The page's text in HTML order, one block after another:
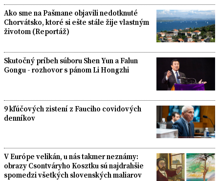
Ako sme na Pašmane objavili nedotknuté
Chorvátsko, ktoré si ešte stále žije vlastným
životom (Reportáž)
Skutočný príbeh súboru Shen Yun a Falun
Gongu - rozhovor s pánom Li Hongzhi
9 kľúčových zistení z Fauciho covidových
denníkov
V Európe velikán, u nás takmer neznámy:
obrazy Csontváryho Kosztku sú najdrahšie
spomedzi všetkých slovenských maliarov